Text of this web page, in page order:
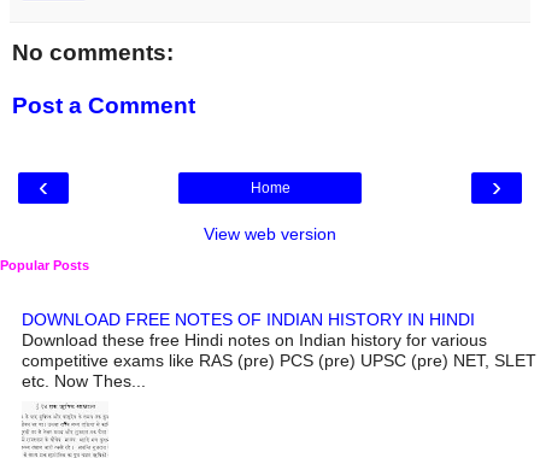
No comments:
Post a Comment
‹ ›
Home
View web version
Popular Posts
DOWNLOAD FREE NOTES OF INDIAN HISTORY IN HINDI
Download these free Hindi notes on Indian history for various
competitive exams like RAS (pre) PCS (pre) UPSC (pre) NET, SLET
etc. Now Thes...